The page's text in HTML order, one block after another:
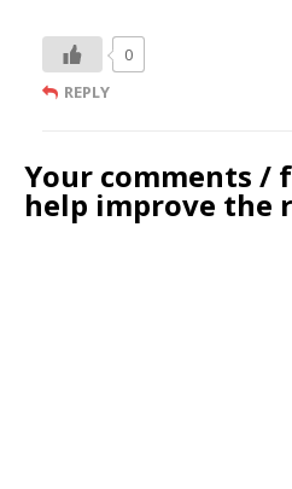
0
REPLY
Your comments /
help improve the